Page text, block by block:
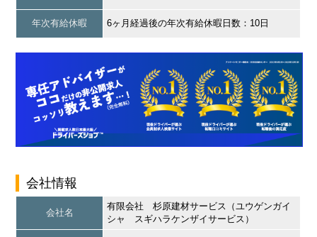
年次有給休暇 6ヶ月経過後の年次有給休暇日数：10日
会社情報
会社名
有限会社 杉原建材サービス（ユウゲンガイ
シャ スギハラケンザイサービス）